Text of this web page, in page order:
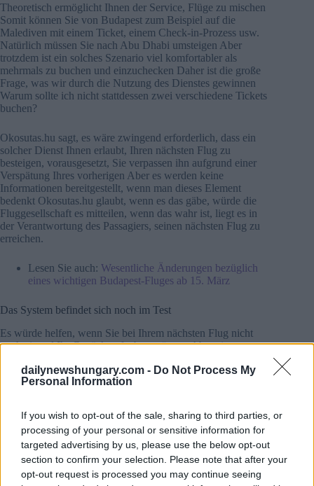
dailynewshungary.com - Do Not Process My
Personal Information
If you wish to opt-out of the sale, sharing to third parties, or
processing of your personal or sensitive information for
targeted advertising by us, please use the below opt-out
section to confirm your selection. Please note that after your
opt-out request is processed you may continue seeing
Theoretisch ermöglicht Ihnen der Service, Flüge zu mischen
Somit können Sie von Budapest zum Beispiel auf die
Malediven mit einem Ticket, einem Check-in-Prozess usw.
Natürlich müssen Sie nach Abu Dhabi umsteigen Aber
trotzdem ist ein solches Szenario viel komfortabler als
mehrmals zu buchen und einzuchecken Daher ist die große
Frage, was wir durch die Nutzung des Dienstes gewinnen
Warum sollte ich nicht stattdessen zwei verschiedene Tickets
buchen?
Okosutas.hu sagt, es wäre zwingend erforderlich, dass ein
solcher Dienst Ihnen erlaubt, Ihren nächsten Flug zu
besteigen, vorausgesetzt, Sie verpassen ihn aufgrund einer
Verspätung Ihres vorherigen Aber es werden keine
Informationen bereitgestellt, wenn man dieses Element
bedenkt Okosutas.hu glaubt, wenn es das gäbe, würde die
Fluggesellschaft es mitteilen, wenn das wahr ist, liegt es in
der Verantwortung des Passagiers, seinen nächsten Flug zu
erreichen.
Lesen Sie auch: Wesentliche Änderungen bezüglich
eines wichtigen Budapest-Fluges ab 15. März
Das System befindet sich noch im Test
Es würde helfen, wenn Sie bei Ihrem nächsten Flug nicht
noch einmal Ihr Gepäck aufgeben müssten Aber einen
klargestellt.
geringe Anzahl von Transferflügen zu buchen, z.B. von
Budapest aus können Sie nur Tickets auf die Malediven
buchen Um das zu finden, müssen Sie in der App oder der
Webseite auf das +1-Zeichen klicken oder tippen, das Gleiche
gilt für Wien.